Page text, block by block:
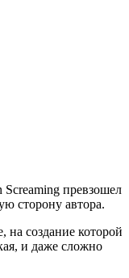
превзошел
сторону автора.
создание которой
и даже сложно